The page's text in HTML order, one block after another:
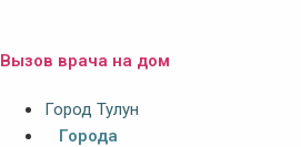
Вызов врача на дом
Город Тулун
Города